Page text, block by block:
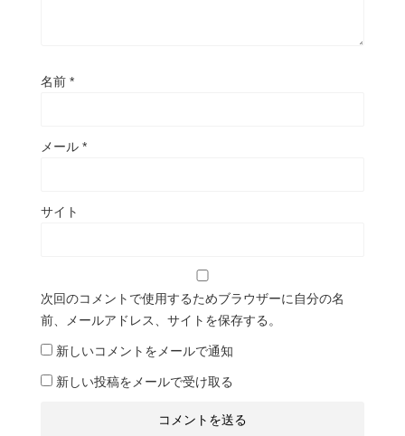
名前 *
メール *
サイト
次回のコメントで使用するためブラウザーに自分の名
前、メールアドレス、サイトを保存する。
新しいコメントをメールで通知
新しい投稿をメールで受け取る